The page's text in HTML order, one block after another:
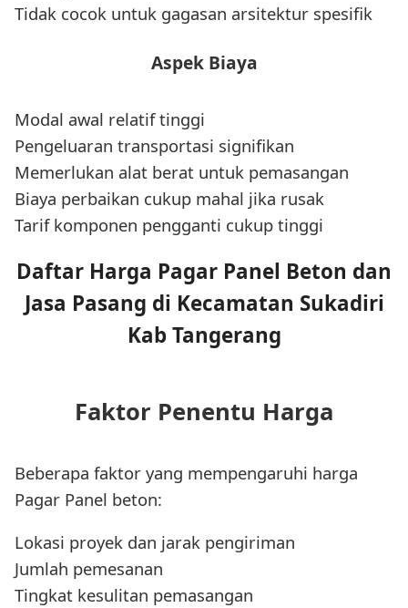
Tidak cocok untuk gagasan arsitektur spesifik
Aspek Biaya
Modal awal relatif tinggi
Pengeluaran transportasi signifikan
Memerlukan alat berat untuk pemasangan
Biaya perbaikan cukup mahal jika rusak
Tarif komponen pengganti cukup tinggi
Daftar Harga Pagar Panel Beton dan
Jasa Pasang di Kecamatan Sukadiri
Kab Tangerang
Faktor Penentu Harga
Beberapa faktor yang mempengaruhi harga
Pagar Panel beton:
Lokasi proyek dan jarak pengiriman
Jumlah pemesanan
Tingkat kesulitan pemasangan